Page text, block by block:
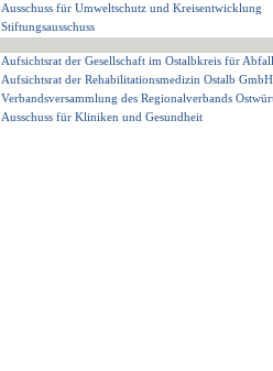
Ausschuss für Umweltschutz und Kreisentwicklung
Stiftungsausschuss
Aufsichtsrat der Gesellschaft im Ostalbkreis für
Aufsichtsrat der Rehabilitationsmedizin Ostalb GmbH
Verbandsversammlung des Regionalverbands
Ausschuss für Kliniken und Gesundheit